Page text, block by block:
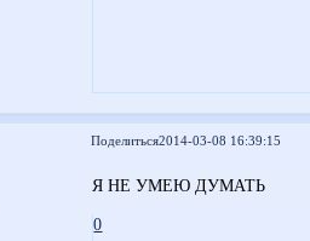
Поделиться2014-03-08 16:39:15
Я НЕ УМЕЮ ДУМАТЬ
0